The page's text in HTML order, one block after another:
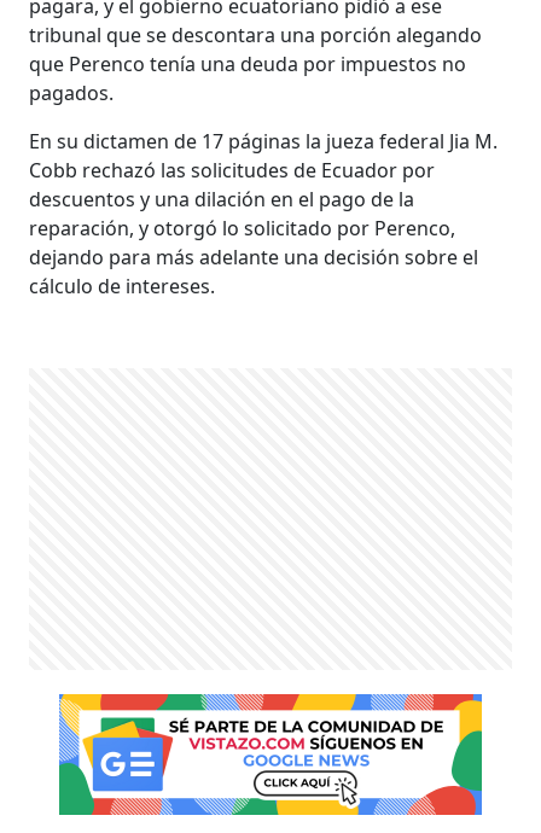
pagara, y el gobierno ecuatoriano pidió a ese
tribunal que se descontara una porción alegando
que Perenco tenía una deuda por impuestos no
pagados.
En su dictamen de 17 páginas la jueza federal Jia M.
Cobb rechazó las solicitudes de Ecuador por
descuentos y una dilación en el pago de la
reparación, y otorgó lo solicitado por Perenco,
dejando para más adelante una decisión sobre el
cálculo de intereses.